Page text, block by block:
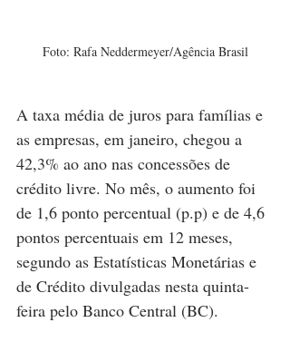
Foto: Rafa Neddermeyer/Agência Brasil
A taxa média de juros para famílias e
as empresas, em janeiro, chegou a
42,3% ao ano nas concessões de
crédito livre. No mês, o aumento foi
de 1,6 ponto percentual (p.p) e de 4,6
pontos percentuais em 12 meses,
segundo as Estatísticas Monetárias e
de Crédito divulgadas nesta quinta-
feira pelo Banco Central (BC).